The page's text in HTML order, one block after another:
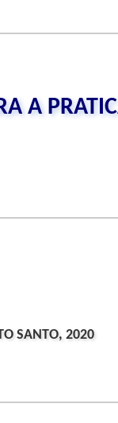
A
SANTO, 2020